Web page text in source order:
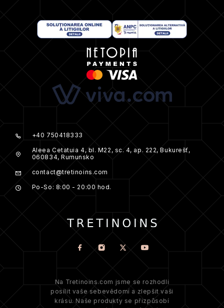
+40 750418333
Aleea Cetatuia 4, bl. M22, sc. 4, ap. 222, Bukurešť,
060834, Rumunsko
contact@tretinoins.com
Po-So: 8:00 - 20:00 hod.
Na Tretinoins.com jsme se rozhodli
posílit vaše sebevědomí a zlepšit vaši
krásu. Naše produkty se přizpůsobí